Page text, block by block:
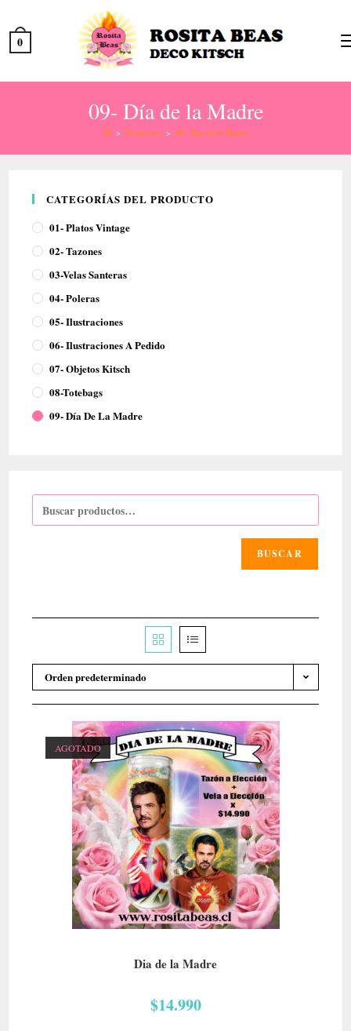
0
09- Día de la Madre
> Productos > 09- Día de la Madre
CATEGORÍAS DEL PRODUCTO
01- Platos Vintage
02- Tazones
03-Velas Santeras
04- Poleras
05- Ilustraciones
06- Ilustraciones A Pedido
07- Objetos Kitsch
08-Totebags
09- Día De La Madre
BUSCAR
Orden predeterminado
AGOTADO
Dia de la Madre
$14.990